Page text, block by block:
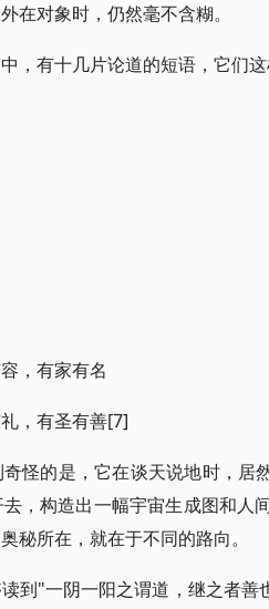
在对象时，仍然毫不含糊。
，有十几片论道的短语，它们这
，有家有名
，有圣有善[7]
怪的是，它在谈天说地时，居
，构造出一幅宇宙生成图和人
秘所在，就在于不同的路向。
到"一阴一阳之谓道，继之者